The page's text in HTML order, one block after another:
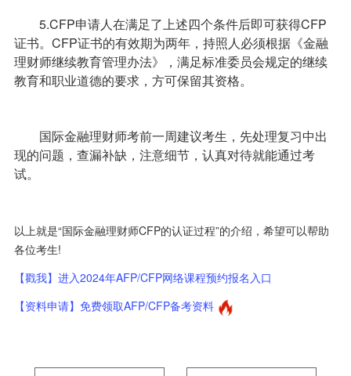
5.CFP申请人在满足了上述四个条件后即可获得CFP
证书。 CFP证书的有效期为两年，持照人必须根据《金融
理财师继续教育管理办法》，满足标准委员会规定的继续
教育和职业道德的要求，方可保留其资格。
国际金融理财师考前一周建议考生，先处理复习中出
现的问题，查漏补缺，注意细节，认真对待就能通过考
试。
以上就是“国际金融理财师CFP的认证过程”的介绍，希望可以帮助
各位考生!
【戳我】进入2024年AFP/CFP网络课程预约报名入口
【资料申请】免费领取AFP/CFP备考资料